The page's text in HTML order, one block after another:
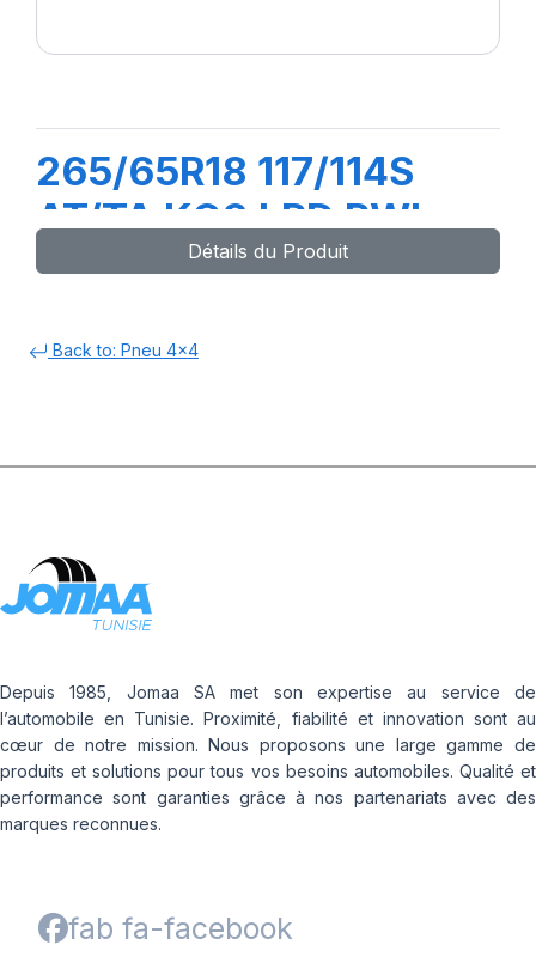
265/65R18 117/114S
AT/TA KO3 LRD RWL
Détails du Produit
Back to: Pneu 4x4
Depuis 1985, Jomaa SA met son expertise au service de
l’automobile en Tunisie. Proximité, fiabilité et innovation sont au
cœur de notre mission. Nous proposons une large gamme de
produits et solutions pour tous vos besoins automobiles. Qualité et
performance sont garanties grâce à nos partenariats avec des
marques reconnues.
fab fa-facebook